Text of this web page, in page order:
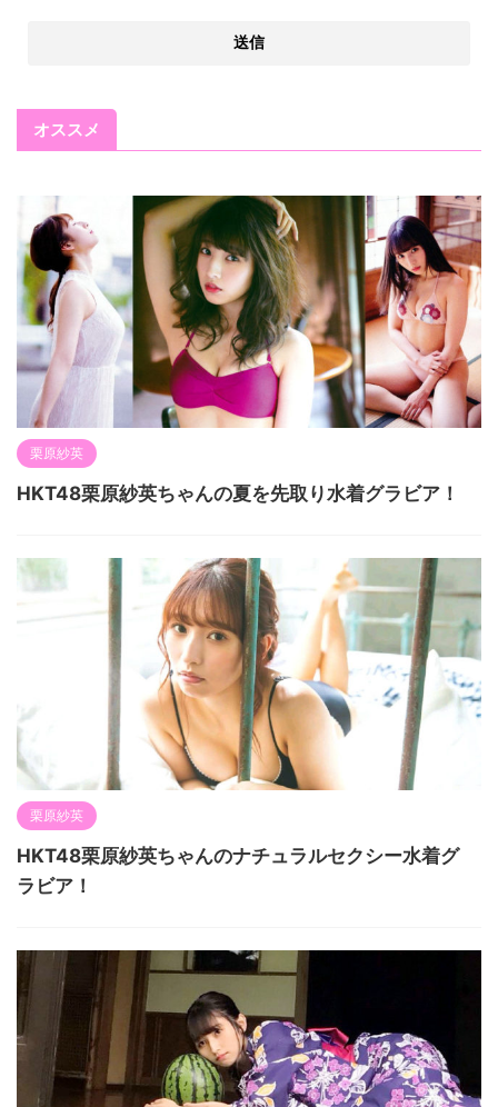
オススメ
栗原紗英
HKT48栗原紗英ちゃんの夏を先取り水着グラビア！
栗原紗英
HKT48栗原紗英ちゃんのナチュラルセクシー水着グ
ラビア！